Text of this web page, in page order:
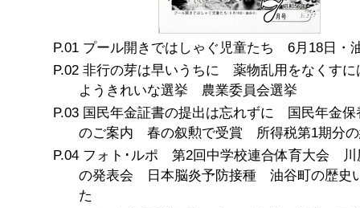
プール開きではしゃぐ児童たち 6月18日・
非行の芽は早いうちに 薬物乱用をなくす
ようきれいな選挙 農業委員会選挙
国民年金証書の提出は忘れずに 国民年金保
のご案内 春の叙勲で受賞 所得税第1期分
フォト･ルポ 第2回中学校連合体育大会 川
の発表会 日本脳炎予防接種 油谷町の歴史
た